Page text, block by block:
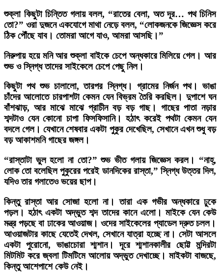
শুক্লা কিছুটা চিন্তিত গলায় বলল, “রাতের বেলা, অত দূর… পথ চিনিস
তো?” ওরা দুজনে একযোগে মাথা নেড়ে বলল, “লোকজনকে জিজ্ঞেস করে
ঠিক পৌঁছে যাব। তোমরা আগে যাও, আমরা আসছি।”
নিরুপায় হয়ে মনি আর শুক্লা বাইকে চেপে অন্ধকারে মিলিয়ে গেল। আর
শুভ ও স্নিগ্ধ তাদের সাইকেলে চেপে পেছু নিল।
কিছুটা পথ শুভ চালালো, তারপর স্নিগ্ধ। গ্রামের নির্জন পথ। ভাঙা
চাঁদের আলোতে চারপাশটা কেমন যেন বিভ্রম তৈরি করছিল। দুপাশে ঘন
বাঁশঝাড়, আর মাঝে মাঝে প্রাচীন বড় বড় গাছ। গাছের পাতা নড়ার
শব্দটাও যেন কোনো চাপা ফিসফিসানি। হঠাৎ করেই পথটা কেমন যেন
বদলে গেল। যেখানে শেষবার একটা পুকুর দেখেছিল, সেখানে এখন শুধু বড়
বড় আকাশমনি গাছের জঙ্গল।
“রাস্তাটা ভুল হলো না তো?” শুভ ভীত গলায় জিজ্ঞেস করল। “নাহ্,
লোক তো বলেছিল পুকুরের পরেই ডানদিকের রাস্তা,” স্নিগ্ধ উত্তর দিল,
যদিও তার গলাতেও ভয়ের ছাপ।
কিন্তু রাস্তা আর সোজা হলো না। তারা এক গভীর অন্ধকারে ঢুকে
পড়ল। হঠাৎ একটা অদ্ভুত শব্দ তাদের কানে এলো। মাইকে যেন কেউ
মন্ত্র পড়ছে বা ঢাকের আওয়াজ। ওদের সাইকেলের প্যাডেল দ্রুত চলল।
আওয়াজটার কাছে যেতেই দেখল, সেখানে যাত্রা হচ্ছে না। সেটা আসলে
একটা পুরোনো, ভাঙাচোরা শ্মশান। দূরে শ্মশানকালীর ছোট্ট মন্দিরটা
মিটমিট করে জ্বলা টিমটিমে আলোয় অদ্ভুত দেখাচ্ছে। মাইকটা বাজছে,
কিন্তু আশেপাশে কেউ নেই।